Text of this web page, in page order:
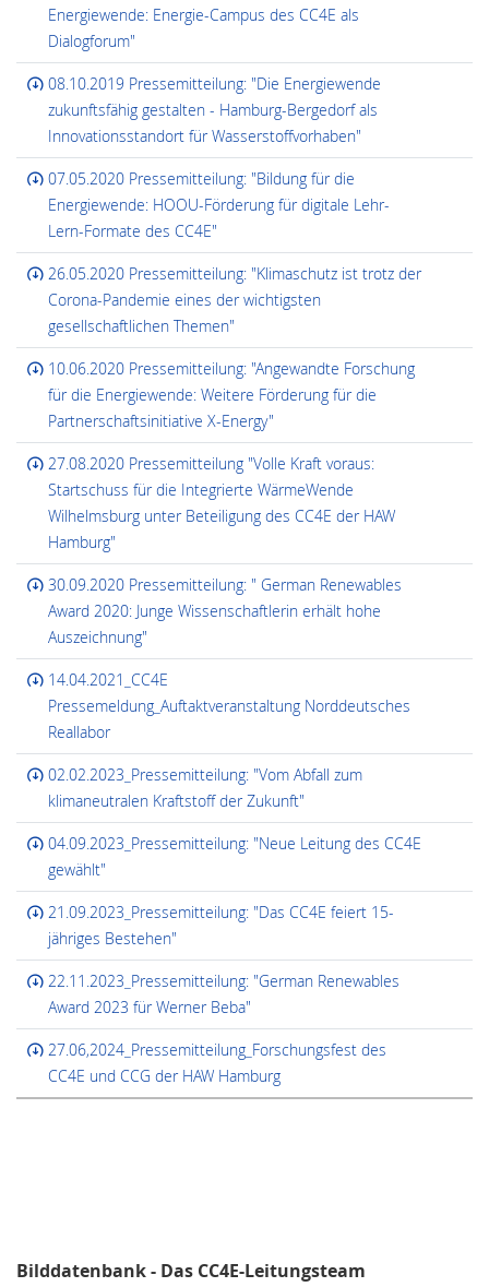
Energiewende: Energie-Campus des CC4E als
Dialogforum"
08.10.2019 Pressemitteilung: "Die Energiewende
zukunftsfähig gestalten - Hamburg-Bergedorf als
Innovationsstandort für Wasserstoffvorhaben"
07.05.2020 Pressemitteilung: "Bildung für die
Energiewende: HOOU-Förderung für digitale Lehr-
Lern-Formate des CC4E"
26.05.2020 Pressemitteilung: "Klimaschutz ist trotz der
Corona-Pandemie eines der wichtigsten
gesellschaftlichen Themen"
10.06.2020 Pressemitteilung: "Angewandte Forschung
für die Energiewende: Weitere Förderung für die
Partnerschaftsinitiative X-Energy"
27.08.2020 Pressemitteilung "Volle Kraft voraus:
Startschuss für die Integrierte WärmeWende
Wilhelmsburg unter Beteiligung des CC4E der HAW
Hamburg"
30.09.2020 Pressemitteilung: " German Renewables
Award 2020: Junge Wissenschaftlerin erhält hohe
Auszeichnung"
14.04.2021_CC4E
Pressemeldung_Auftaktveranstaltung Norddeutsches
Reallabor
02.02.2023_Pressemitteilung: "Vom Abfall zum
klimaneutralen Kraftstoff der Zukunft"
04.09.2023_Pressemitteilung: "Neue Leitung des CC4E
gewählt"
21.09.2023_Pressemitteilung: "Das CC4E feiert 15-
jähriges Bestehen"
22.11.2023_Pressemitteilung: "German Renewables
Award 2023 für Werner Beba"
27.06,2024_Pressemitteilung_Forschungsfest des
CC4E und CCG der HAW Hamburg
Bilddatenbank - Das CC4E-Leitungsteam